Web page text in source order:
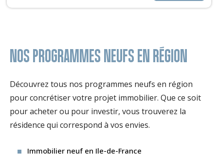
NOS PROGRAMMES NEUFS EN RÉGION
Découvrez tous nos programmes neufs en région
pour concrétiser votre projet immobilier. Que ce soit
pour acheter ou pour investir, vous trouverez la
résidence qui correspond à vos envies.
Immobilier neuf en Ile-de-France